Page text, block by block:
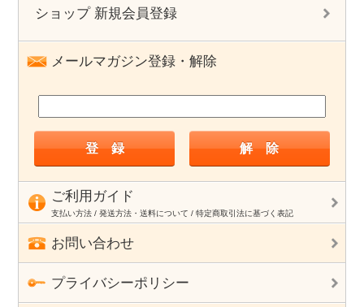
ショップ 新規会員登録
メールマガジン登録・解除
ご利用ガイド
支払い方法 / 発送方法・送料について / 特定商取引法に基づく表記
お問い合わせ
プライバシーポリシー